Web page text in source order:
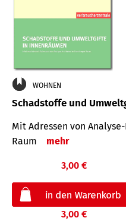
WOHNEN
Schadstoffe und
Mit Adressen von
Raum
mehr
3,00 €
3,00 €